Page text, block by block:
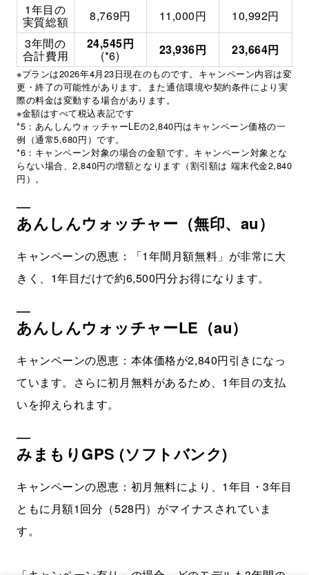
1年目の
実質総額 8,769円 11,000円
10,992円
3年間の
合計費用
24,545円
(*6) 23,936円 23,664円
※プランは2026年4月23日現在のものです。キャンペーン内容は変
更・終了の可能性があります。また通信環境や契約条件により実
際の料金は変動する場合があります。
※金額はすべて税込表記です
*5：あんしんウォッチャーLEの2,840円はキャンペーン価格の一
例（通常5,680円）です。
*6：キャンペーン対象の場合の金額です。キャンペーン対象とな
らない場合、2,840円の増額となります（割引額は 端末代金2,840
円）。
あんしんウォッチャー（無印、au）
キャンペーンの恩恵：「1年間月額無料」が非常に大
きく、1年目だけで約6,500円分お得になります。
あんしんウォッチャーLE（au）
キャンペーンの恩恵：本体価格が2,840円引きになっ
ています。さらに初月無料があるため、1年目の支払
いを抑えられます。
みまもりGPS (ソフトバンク)
キャンペーンの恩恵：初月無料により、1年目・3年目
ともに月額1回分（528円）がマイナスされていま
す。